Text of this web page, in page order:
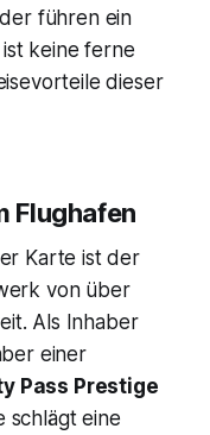
führen ein
keine ferne
dieser
Flughafen
Karte ist der
von über
Als Inhaber
einer
Pass Prestige
schlägt eine